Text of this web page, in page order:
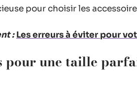
pour choisir les
: Les erreurs à éviter pour
pour une taille